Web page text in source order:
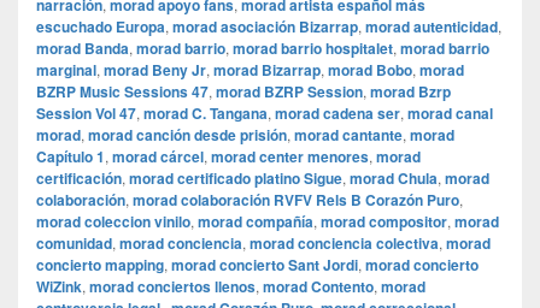
narración, morad apoyo fans, morad artista español más
escuchado Europa, morad asociación Bizarrap, morad autenticidad,
morad Banda, morad barrio, morad barrio hospitalet, morad barrio
marginal, morad Beny Jr, morad Bizarrap, morad Bobo, morad
BZRP Music Sessions 47, morad BZRP Session, morad Bzrp
Session Vol 47, morad C. Tangana, morad cadena ser, morad canal
morad, morad canción desde prisión, morad cantante, morad
Capítulo 1, morad cárcel, morad center menores, morad
certificación, morad certificado platino Sigue, morad Chula, morad
colaboración, morad colaboración RVFV Rels B Corazón Puro,
morad coleccion vinilo, morad compañía, morad compositor, morad
comunidad, morad conciencia, morad conciencia colectiva, morad
concierto mapping, morad concierto Sant Jordi, morad concierto
WiZink, morad conciertos llenos, morad Contento, morad